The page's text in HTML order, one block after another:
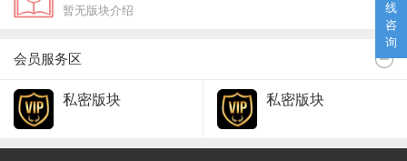
线
咨
询
暂无版块介绍
会员服务区
私密版块 私密版块